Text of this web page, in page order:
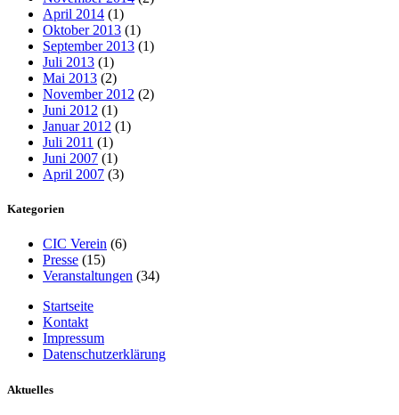
April 2014 (1)
Oktober 2013 (1)
September 2013 (1)
Juli 2013 (1)
Mai 2013 (2)
November 2012 (2)
Juni 2012 (1)
Januar 2012 (1)
Juli 2011 (1)
Juni 2007 (1)
April 2007 (3)
Kategorien
CIC Verein (6)
Presse (15)
Veranstaltungen (34)
Startseite
Kontakt
Impressum
Datenschutzerklärung
Aktuelles